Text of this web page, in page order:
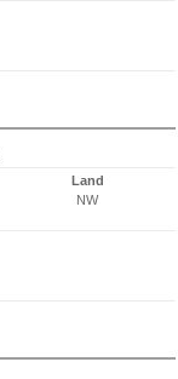
Land
NW